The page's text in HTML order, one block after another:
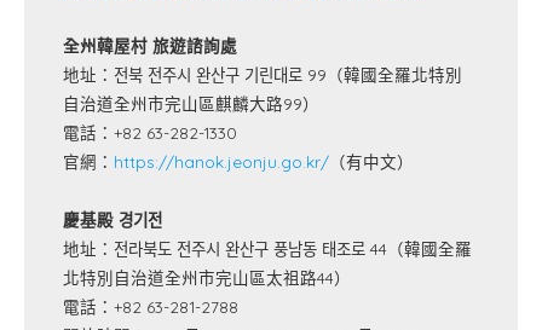
全州韓屋村 旅遊諮詢處
地址：전북 전주시 완산구 기린대로 99（韓國全羅北特別
自治道全州市完山區麒麟大路99）
電話：+82 63-282-1330
官網： https://hanok.jeonju.go.kr/ （有中文）
慶基殿 경기전
地址：전라북도 전주시 완산구 풍남동 태조로 44（韓國全羅
北特別自治道全州市完山區太祖路44）
電話：+82 63-281-2788